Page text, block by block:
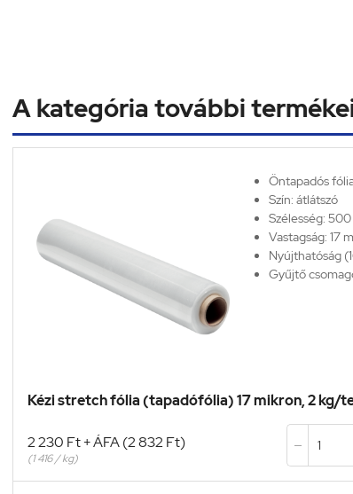
A kategória további
Öntapadós
Szín: átlátszó
Szélesség:
Vastagság: 17
Nyújthatóság
Gyűjtő
Kézi stretch fólia (tapadófólia) 17 mikron, 2 kg/
2 230 Ft + ÁFA (2 832 Ft)
(1 416 / kg)
